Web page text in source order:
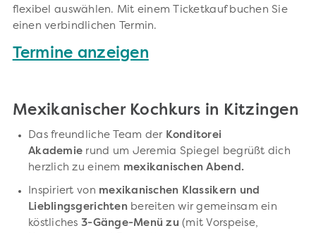
flexibel auswählen. Mit einem Ticketkauf buchen Sie
einen verbindlichen Termin.
Termine anzeigen
Mexikanischer Kochkurs in Kitzingen
Das freundliche Team der Konditorei
Akademie rund um Jeremia Spiegel begrüßt dich
herzlich zu einem mexikanischen Abend.
Inspiriert von mexikanischen Klassikern und
Lieblingsgerichten bereiten wir gemeinsam ein
köstliches3-Gänge-Menü zu(mit Vorspeise,